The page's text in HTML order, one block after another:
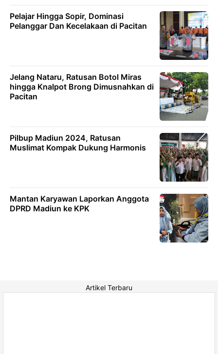
Pelajar Hingga Sopir, Dominasi
Pelanggar Dan Kecelakaan di Pacitan
Jelang Nataru, Ratusan Botol Miras
hingga Knalpot Brong Dimusnahkan di
Pacitan
Pilbup Madiun 2024, Ratusan
Muslimat Kompak Dukung Harmonis
Mantan Karyawan Laporkan Anggota
DPRD Madiun ke KPK
Artikel Terbaru